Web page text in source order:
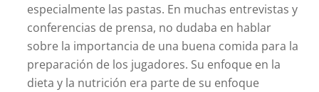
especialmente las pastas. En muchas entrevistas y
conferencias de prensa, no dudaba en hablar
sobre la importancia de una buena comida para la
preparación de los jugadores. Su enfoque en la
dieta y la nutrición era parte de su enfoque